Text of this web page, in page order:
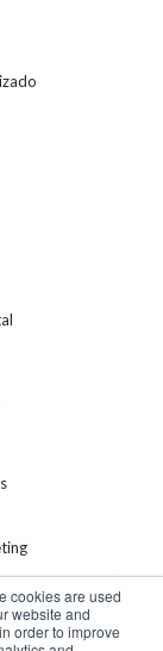
cookies are used
website and
order to improve